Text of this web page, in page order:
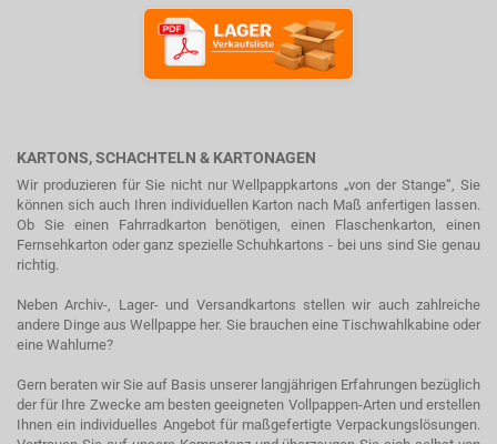
KARTONS, SCHACHTELN & KARTONAGEN
Wir produzieren für Sie nicht nur Wellpappkartons „von der Stange“, Sie
können sich auch Ihren individuellen Karton nach Maß anfertigen lassen.
Ob Sie einen Fahrradkarton benötigen, einen Flaschenkarton, einen
Fernsehkarton oder ganz spezielle Schuhkartons - bei uns sind Sie genau
richtig.
Neben Archiv-, Lager- und Versandkartons stellen wir auch zahlreiche
andere Dinge aus Wellpappe her. Sie brauchen eine Tischwahlkabine oder
eine Wahlurne?
Gern beraten wir Sie auf Basis unserer langjährigen Erfahrungen bezüglich
der für Ihre Zwecke am besten geeigneten Vollpappen-Arten und erstellen
Ihnen ein individuelles Angebot für maßgefertigte Verpackungslösungen.